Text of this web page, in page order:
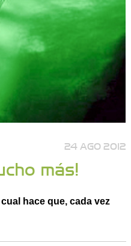
24 AGO 2012
más!
hace que, cada vez